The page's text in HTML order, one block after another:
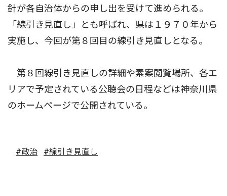
針が各自治体からの申し出を受けて進められる。
「線引き見直し」とも呼ばれ、県は１９７０年から
実施し、今回が第８回目の線引き見直しとなる。
第８回線引き見直しの詳細や素案閲覧場所、各エ
リアで予定されている公聴会の日程などは神奈川県
のホームページで公開されている。
#政治 #線引き見直し